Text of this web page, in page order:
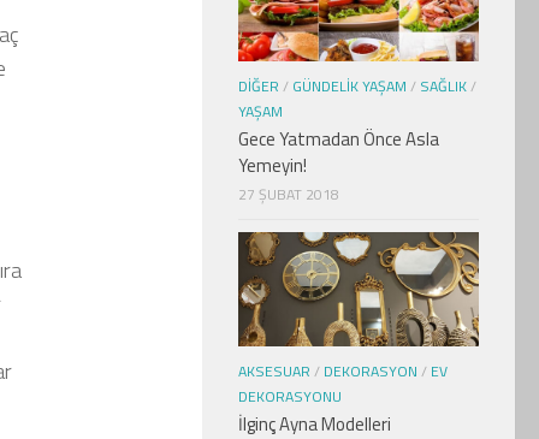
DIĞER / GÜNDELIK YAŞAM / SAĞLIK/
YAŞAM
Gece Yatmadan Önce Asla
Yemeyin!
27 ŞUBAT 2018
AKSESUAR / DEKORASYON / EV
DEKORASYONU
İlginç Ayna Modelleri